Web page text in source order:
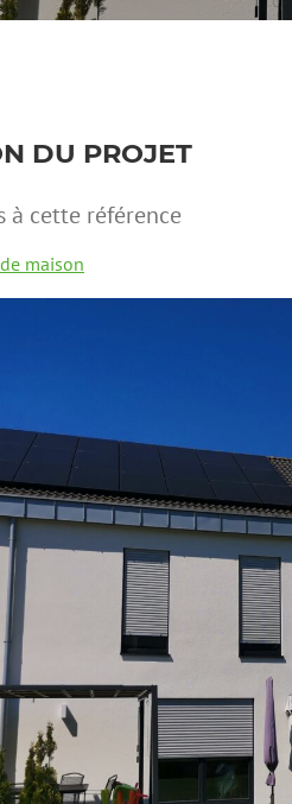
DU PROJET
à cette référence
maison